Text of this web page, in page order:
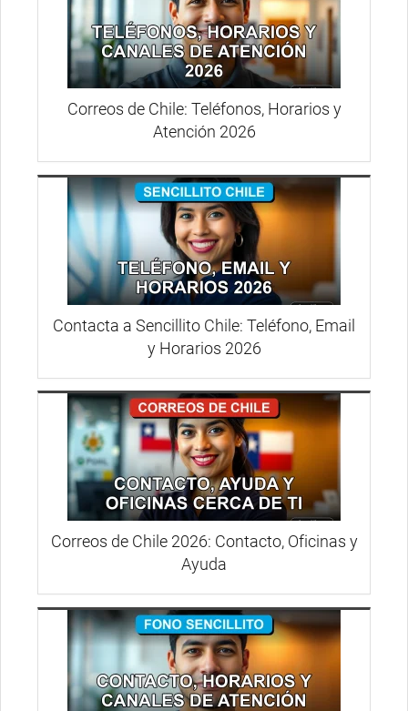
Correos de Chile: Teléfonos, Horarios y
Atención 2026
Contacta a Sencillito Chile: Teléfono, Email
y Horarios 2026
Correos de Chile 2026: Contacto, Oficinas y
Ayuda